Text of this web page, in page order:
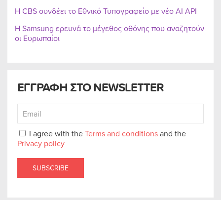
ΕΓΓΡΑΦΗ ΣΤΟ NEWSLETTER
I agree with theTerms and conditionsand the
Privacy policy
SUBSCRIBE
Η CBS συνδέει το Εθνικό Τυπογραφείο με νέο AI API
Η Samsung ερευνά το μέγεθος οθόνης που αναζητούν
οι Ευρωπαίοι